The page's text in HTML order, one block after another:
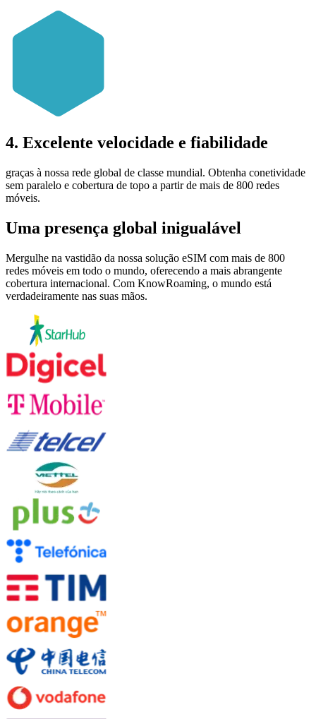
4. Excelente velocidade e fiabilidade
graças à nossa rede global de classe mundial. Obtenha conetividade
sem paralelo e cobertura de topo a partir de mais de 800 redes
móveis.
Uma presença global inigualável
Mergulhe na vastidão da nossa solução eSIM com mais de 800
redes móveis em todo o mundo, oferecendo a mais abrangente
cobertura internacional. Com KnowRoaming, o mundo está
verdadeiramente nas suas mãos.